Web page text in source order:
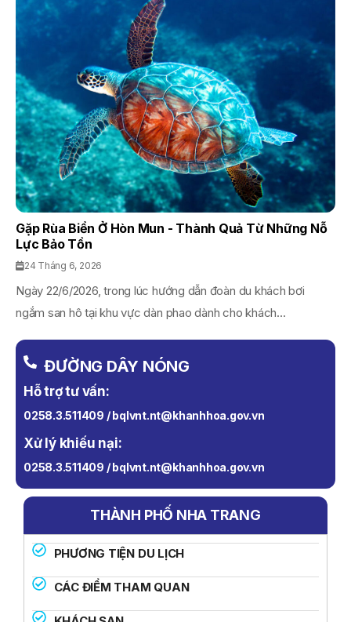
Gặp Rùa Biển Ở Hòn Mun - Thành Quả Từ Những Nỗ
Lực Bảo Tồn
24 Tháng 6, 2026
Ngày 22/6/2026, trong lúc hướng dẫn đoàn du khách bơi
ngắm san hô tại khu vực dàn phao dành cho khách...
ĐƯỜNG DÂY NÓNG
Hỗ trợ tư vấn:
0258.3.511409 / bqlvnt.nt@khanhhoa.gov.vn
Xử lý khiếu nại:
0258.3.511409 / bqlvnt.nt@khanhhoa.gov.vn
THÀNH PHỐ NHA TRANG
PHƯƠNG TIỆN DU LỊCH
CÁC ĐIỂM THAM QUAN